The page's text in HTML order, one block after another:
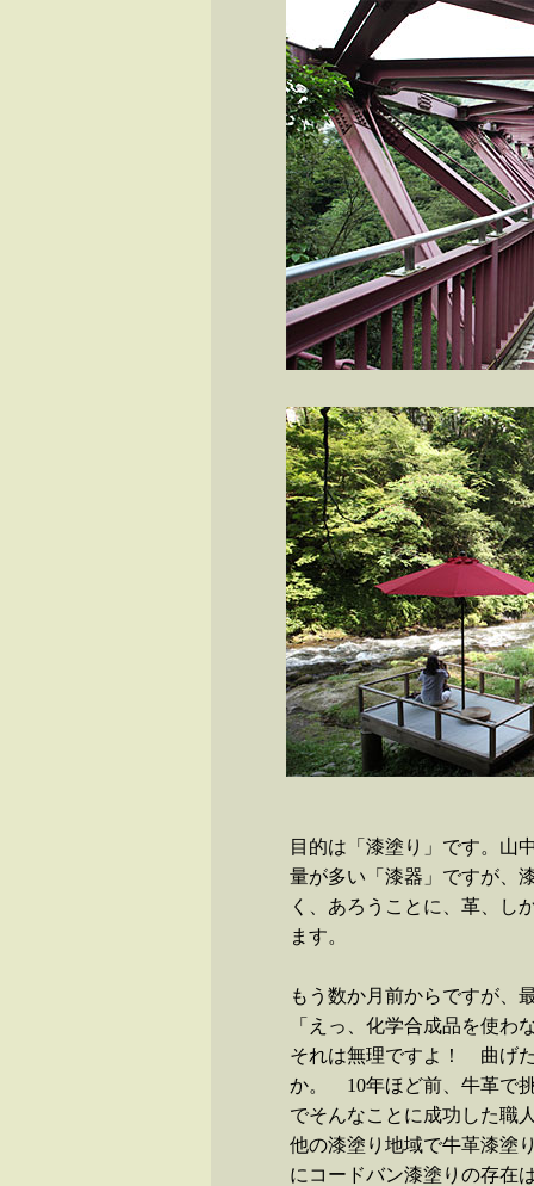
目的は「漆塗り」です。山
量が多い「漆器」ですが、
く、あろうことに、革、し
ます。
もう数か月前からですが、
「えっ、化学合成品を使
それは無理ですよ！ 曲げ
か。 10年ほど前、牛革で
でそんなことに成功した職
他の漆塗り地域で牛革漆塗
にコードバン漆塗りの存在